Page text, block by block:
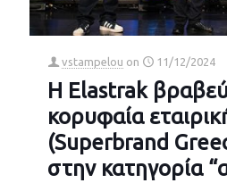
vstampelou on 11/12/2024
Η Elastrak
κορυφαία
(Superbrand
στην κατηγορία